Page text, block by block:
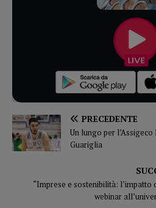
PRECEDENTE
Un lungo per
Guariglia
“Imprese e sostenibilità: l’impatto
webinar